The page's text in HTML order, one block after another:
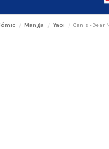
Manga Yaoi Canis -Dear